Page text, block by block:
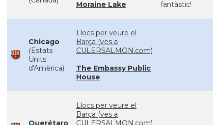
Moraine Lake
fantàstic!
Chicago
(Estats
Units
d'Amèrica)
Llocs per veure el
Barça (ves a
CULERSALMON.com)
The Embassy Public
House
Querétaro
Llocs per veure el
Barça (ves a
CULERSALMON.com)